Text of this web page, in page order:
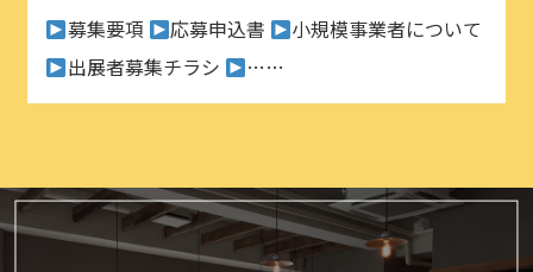
募集要項 応募申込書
小規模事業者について
出展者募集チラシ
……